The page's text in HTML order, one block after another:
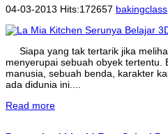
04-03-2013 Hits:172657 bakingclass
Siapa yang tak tertarik jika
menyerupai sebuah obyek tertentu.
manusia, sebuah benda, karakter
ada didunia ini....
Read more